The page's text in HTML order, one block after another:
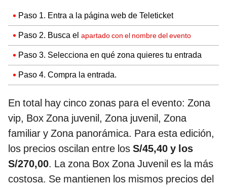
Paso 1. Entra a la página web de Teleticket
Paso 2. Busca el apartado con el nombre del evento
Paso 3. Selecciona en qué zona quieres tu entrada
Paso 4. Compra la entrada.
En total hay cinco zonas para el evento: Zona
vip, Box Zona juvenil, Zona juvenil, Zona
familiar y Zona panorámica. Para esta edición,
los precios oscilan entre los S/45,40 y los
S/270,00. La zona Box Zona Juvenil es la más
costosa. Se mantienen los mismos precios del